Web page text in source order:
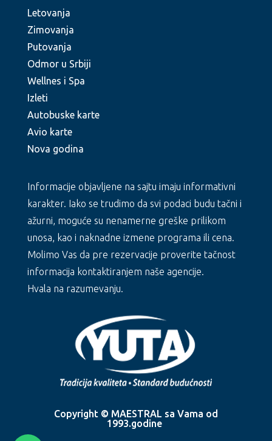
Letovanja
Zimovanja
Putovanja
Odmor u Srbiji
Wellnes i Spa
Izleti
Autobuske karte
Avio karte
Nova godina
Informacije objavljene na sajtu imaju informativni
karakter. Iako se trudimo da svi podaci budu tačni i
ažurni, moguće su nenamerne greške prilikom
unosa, kao i naknadne izmene programa ili cena.
Molimo Vas da pre rezervacije proverite tačnost
informacija kontaktiranjem naše agencije.
Hvala na razumevanju.
Copyright © MAESTRAL sa Vama od
1993.godine